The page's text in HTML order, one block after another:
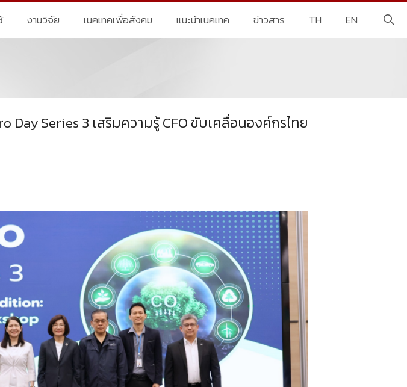
งานวิจัย เนคเทคเพื่อสังคม แนะนำเนคเทค ข่าวสาร TH EN
Day Series 3 เสริมความรู้ CFO ขับเคลื่อนองค์กรไทย